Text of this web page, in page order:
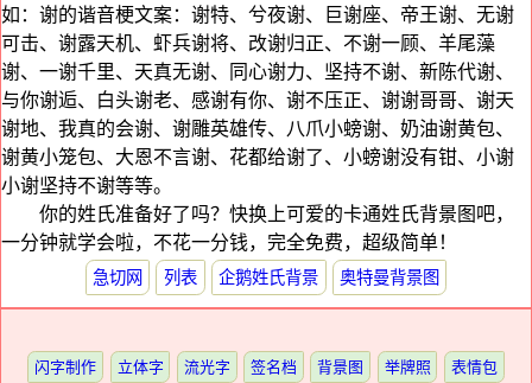
如：谢的谐音梗文案：谢特、兮夜谢、巨谢座、帝王谢、无谢
可击、谢露天机、虾兵谢将、改谢归正、不谢一顾、羊尾藻
谢、一谢千里、天真无谢、同心谢力、坚持不谢、新陈代谢、
与你谢逅、白头谢老、感谢有你、谢不压正、谢谢哥哥、谢天
谢地、我真的会谢、谢雕英雄传、八爪小螃谢、奶油谢黄包、
谢黄小笼包、大恩不言谢、花都给谢了、小螃谢没有钳、小谢
小谢坚持不谢等等。
你的姓氏准备好了吗？快换上可爱的卡通姓氏背景图吧，
一分钟就学会啦，不花一分钱，完全免费，超级简单！
急切网 列表 企鹅姓氏背景 奥特曼背景图
闪字制作 立体字 流光字 签名档 背景图 举牌照 表情包